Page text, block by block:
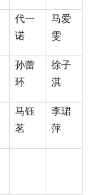
代一
诺
马爱
雯
孙蕾
环
徐子
淇
马钰
茗
李珺
萍